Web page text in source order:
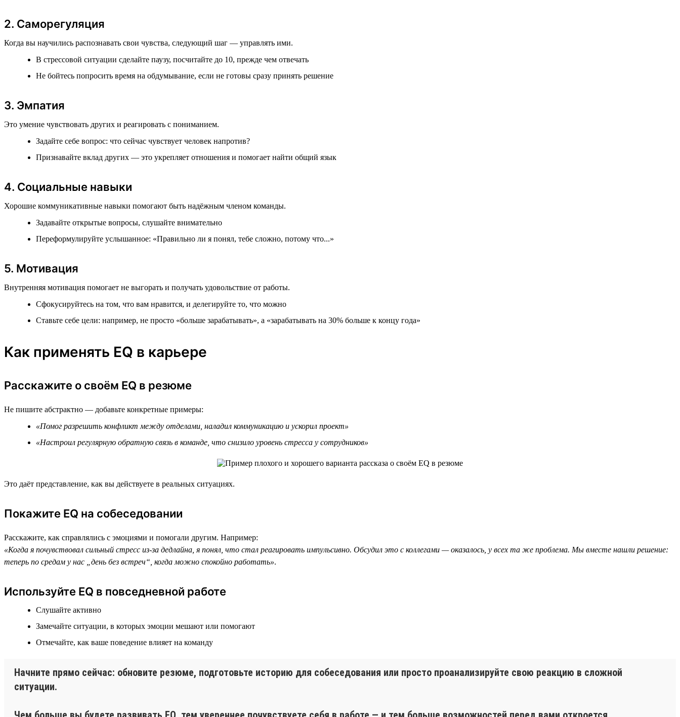
2. Саморегуляция
Когда вы научились распознавать свои чувства, следующий шаг — управлять ими.
В стрессовой ситуации сделайте паузу, посчитайте до 10, прежде чем отвечать
Не бойтесь попросить время на обдумывание, если не готовы сразу принять решение
3. Эмпатия
Это умение чувствовать других и реагировать с пониманием.
Задайте себе вопрос: что сейчас чувствует человек напротив?
Признавайте вклад других — это укрепляет отношения и помогает найти общий язык
4. Социальные навыки
Хорошие коммуникативные навыки помогают быть надёжным членом команды.
Задавайте открытые вопросы, слушайте внимательно
Переформулируйте услышанное: «Правильно ли я понял, тебе сложно, потому что...»
5. Мотивация
Внутренняя мотивация помогает не выгорать и получать удовольствие от работы.
Сфокусируйтесь на том, что вам нравится, и делегируйте то, что можно
Ставьте себе цели: например, не просто «больше зарабатывать», а «зарабатывать на 30% больше к концу года»
Как применять EQ в карьере
Расскажите о своём EQ в резюме
Не пишите абстрактно — добавьте конкретные примеры:
«Помог разрешить конфликт между отделами, наладил коммуникацию и ускорил проект»
«Настроил регулярную обратную связь в команде, что снизило уровень стресса у сотрудников»
Это даёт представление, как вы действуете в реальных ситуациях.
Покажите EQ на собеседовании
Расскажите, как справлялись с эмоциями и помогали другим. Например:
«Когда я почувствовал сильный стресс из-за дедлайна, я понял, что стал реагировать импульсивно. Обсудил это с коллегами — оказалось, у всех та же проблема. Мы вместе нашли решение:
теперь по средам у нас „день без встреч“, когда можно спокойно работать».
Используйте EQ в повседневной работе
Слушайте активно
Замечайте ситуации, в которых эмоции мешают или помогают
Отмечайте, как ваше поведение влияет на команду
Начните прямо сейчас: обновите резюме, подготовьте историю для собеседования или просто проанализируйте свою реакцию в сложной
ситуации.